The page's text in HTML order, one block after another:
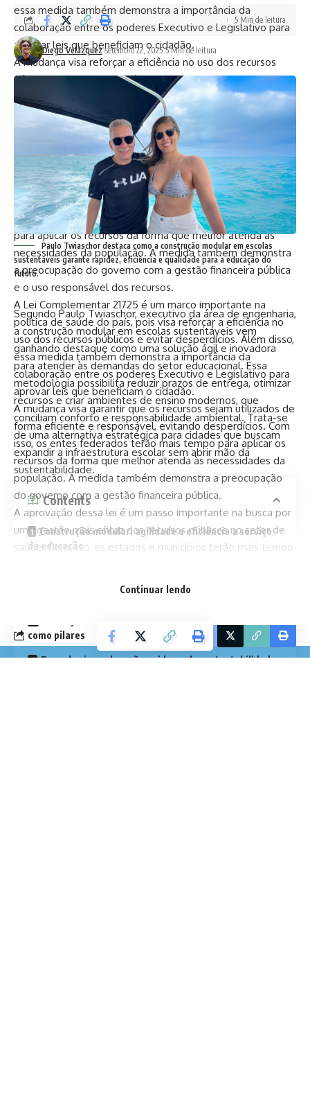
essa medida também demonstra a importância da
colaboração entre os poderes Executivo e Legislativo para
aprovar leis que beneficiam o cidadão.
A mudança visa reforçar a eficiência no uso dos recursos
públicos e evitar desperdícios. Com isso, os entes
federados terão mais tempo para aplicar os recursos da
forma que melhor atenda às necessidades da população. A
medida também demonstra a preocupação do governo
com a gestão financeira pública e o uso responsável dos
recursos.
A aprovação dessa lei é um passo importante na busca por
uma gestão mais eficaz dos recursos públicos no setor de
saúde. Com isso, os estados e municípios terão mais tempo
para aplicar os recursos da forma que melhor atenda às
necessidades da população. A medida também demonstra
a preocupação do governo com a gestão financeira pública
e o uso responsável dos recursos.
A Lei Complementar 21725 é um marco importante na
política de saúde do país, pois visa reforçar a eficiência no
uso dos recursos públicos e evitar desperdícios. Além disso,
essa medida também demonstra a importância da
colaboração entre os poderes Executivo e Legislativo para
aprovar leis que beneficiam o cidadão.
A mudança visa garantir que os recursos sejam utilizados de
forma eficiente e responsável, evitando desperdícios. Com
isso, os entes federados terão mais tempo para aplicar os
recursos da forma que melhor atenda às necessidades da
população. A medida também demonstra a preocupação
do governo com a gestão financeira pública.
A aprovação dessa lei é um passo importante na busca por
uma gestão mais eficaz dos recursos públicos no setor de
saúde. Com isso, os estados e municípios terão mais tempo
Facebook
Diego Velázquez setembro 22, 2025 5 Min de leitura
5 Min de leitura
Paulo Twiaschor destaca como a construção modular em escolas
sustentáveis garante rapidez, eficiência e qualidade para a educação do
futuro.
Segundo Paulo Twiaschor, executivo da área de engenharia,
a construção modular em escolas sustentáveis vem
ganhando destaque como uma solução ágil e inovadora
para atender às demandas do setor educacional. Essa
metodologia possibilita reduzir prazos de entrega, otimizar
recursos e criar ambientes de ensino modernos, que
conciliam conforto e responsabilidade ambiental. Trata-se
de uma alternativa estratégica para cidades que buscam
expandir a infraestrutura escolar sem abrir mão da
sustentabilidade.
Contents
Construção modular: agilidade e eficiência a serviço
da educação
Ambientes de aprendizado modernos e confortáveis
como pilares
Engenharia e educação unidas pela sustentabilidade
Continuar lendo